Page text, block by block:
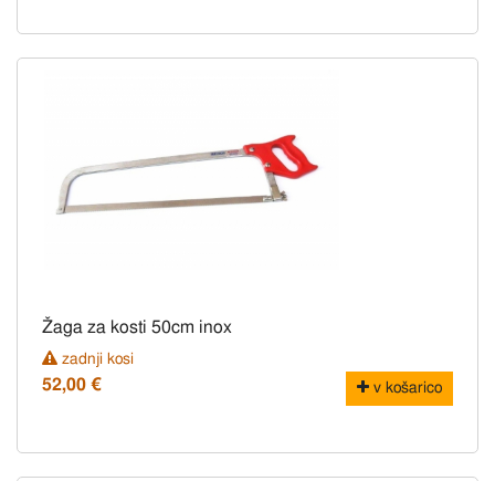
Žaga za kosti 50cm inox
zadnji kosi
52,00 € v košarico